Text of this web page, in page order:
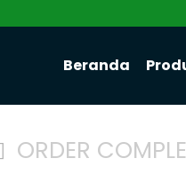
Beranda
ORDER